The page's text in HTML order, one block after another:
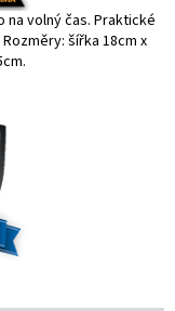
na volný čas. Praktické
šířka 18cm x